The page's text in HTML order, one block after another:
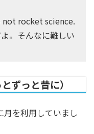
rocket science.
。そんなに難しい
ずっと昔に）
を利用していまし